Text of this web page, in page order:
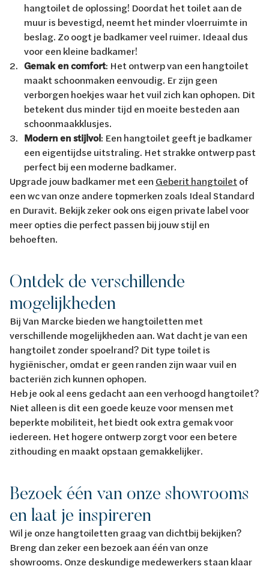
hangtoilet de oplossing! Doordat het toilet aan de
muur is bevestigd, neemt het minder vloerruimte in
beslag. Zo oogt je badkamer veel ruimer. Ideaal dus
voor een kleine badkamer!
Gemak en comfort: Het ontwerp van een hangtoilet
maakt schoonmaken eenvoudig. Er zijn geen
verborgen hoekjes waar het vuil zich kan ophopen. Dit
betekent dus minder tijd en moeite besteden aan
schoonmaakklusjes.
Modern en stijlvol: Een hangtoilet geeft je badkamer
een eigentijdse uitstraling. Het strakke ontwerp past
perfect bij een moderne badkamer.
Upgrade jouw badkamer met een Geberit hangtoilet of
een wc van onze andere topmerken zoals Ideal Standard
en Duravit. Bekijk zeker ook ons eigen private label voor
meer opties die perfect passen bij jouw stijl en
behoeften.
Ontdek de verschillende
mogelijkheden
Bij Van Marcke bieden we hangtoiletten met
verschillende mogelijkheden aan. Wat dacht je van een
hangtoilet zonder spoelrand? Dit type toilet is
hygiënischer, omdat er geen randen zijn waar vuil en
bacteriën zich kunnen ophopen.
Heb je ook al eens gedacht aan een verhoogd hangtoilet?
Niet alleen is dit een goede keuze voor mensen met
beperkte mobiliteit, het biedt ook extra gemak voor
iedereen. Het hogere ontwerp zorgt voor een betere
zithouding en maakt opstaan gemakkelijker.
Bezoek één van onze showrooms
en laat je inspireren
Wil je onze hangtoiletten graag van dichtbij bekijken?
Breng dan zeker een bezoek aan één van onze
showrooms. Onze deskundige medewerkers staan klaar